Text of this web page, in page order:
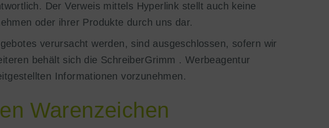
Der Verweis mittels Hyperlink stellt auch keine
oder ihrer Produkte durch uns dar.
verursacht werden, sind ausgeschlossen, sofern wir
behält sich die SchreiberGrimm . Werbeagentur
Informationen vorzunehmen.
Warenzeichen